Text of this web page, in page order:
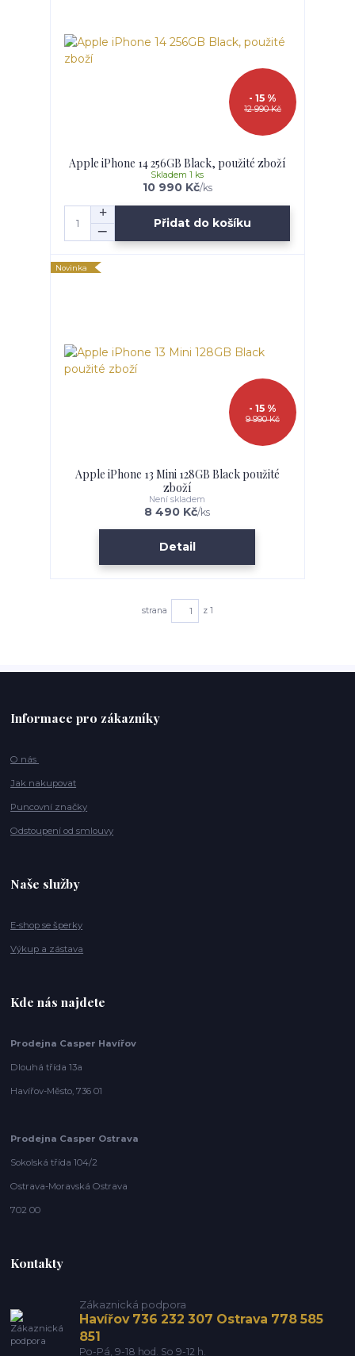
12 990 Kč
- 15 %
Apple iPhone 14 256GB Black, použité zboží
10 990 Kč/ks
Skladem 1 ks
Přidat do košíku
Novinka
9 990 Kč
- 15 %
Apple iPhone 13 Mini 128GB Black použité
zboží
8 490 Kč/ks
Není skladem
Detail
strana z 1
Informace pro zákazníky
O nás
Jak nakupovat
Puncovní značky
Odstoupení od smlouvy
Naše služby
E-shop se šperky
Výkup a zástava
Kde nás najdete
Prodejna Casper Havířov
Dlouhá třída 13a
Havířov-Město, 736 01
Prodejna Casper Ostrava
Sokolská třída 104/2
Ostrava-Moravská Ostrava
702 00
Kontakty
Zákaznická podpora
Havířov 736 232 307 Ostrava 778 585
851
Po-Pá, 9-18 hod. So 9-12 h.